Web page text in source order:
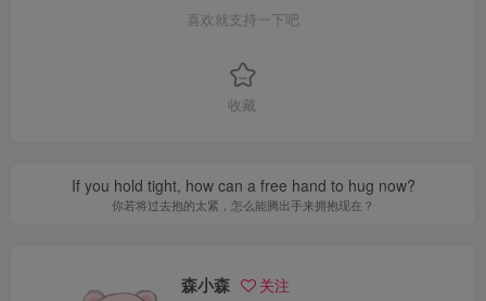
喜欢就支持一下吧
收藏
If you hold tight, how can a free hand to hug now?
你若将过去抱的太紧，怎么能腾出手来拥抱现在？
森小森 关注